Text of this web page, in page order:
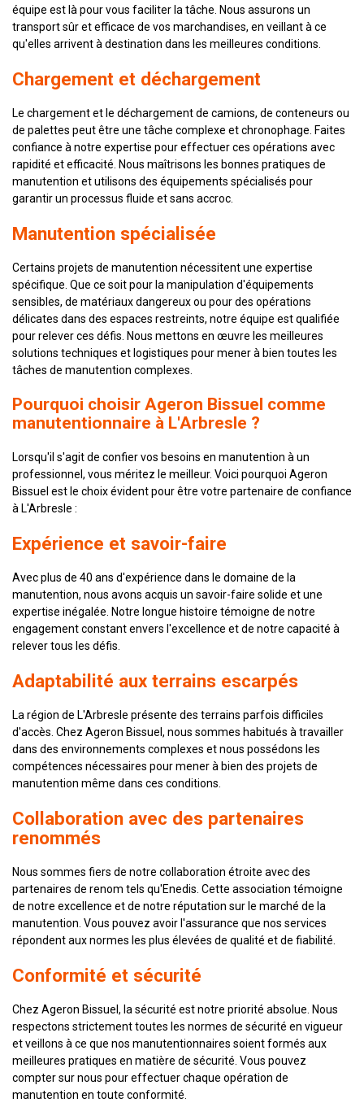
équipe est là pour vous faciliter la tâche. Nous assurons un
transport sûr et efficace de vos marchandises, en veillant à ce
qu'elles arrivent à destination dans les meilleures conditions.
Chargement et déchargement
Le chargement et le déchargement de camions, de conteneurs ou
de palettes peut être une tâche complexe et chronophage. Faites
confiance à notre expertise pour effectuer ces opérations avec
rapidité et efficacité. Nous maîtrisons les bonnes pratiques de
manutention et utilisons des équipements spécialisés pour
garantir un processus fluide et sans accroc.
Manutention spécialisée
Certains projets de manutention nécessitent une expertise
spécifique. Que ce soit pour la manipulation d'équipements
sensibles, de matériaux dangereux ou pour des opérations
délicates dans des espaces restreints, notre équipe est qualifiée
pour relever ces défis. Nous mettons en œuvre les meilleures
solutions techniques et logistiques pour mener à bien toutes les
tâches de manutention complexes.
Pourquoi choisir Ageron Bissuel comme
manutentionnaire à L'Arbresle ?
Lorsqu'il s'agit de confier vos besoins en manutention à un
professionnel, vous méritez le meilleur. Voici pourquoi Ageron
Bissuel est le choix évident pour être votre partenaire de confiance
à L'Arbresle :
Expérience et savoir-faire
Avec plus de 40 ans d'expérience dans le domaine de la
manutention, nous avons acquis un savoir-faire solide et une
expertise inégalée. Notre longue histoire témoigne de notre
engagement constant envers l'excellence et de notre capacité à
relever tous les défis.
Adaptabilité aux terrains escarpés
La région de L'Arbresle présente des terrains parfois difficiles
d'accès. Chez Ageron Bissuel, nous sommes habitués à travailler
dans des environnements complexes et nous possédons les
compétences nécessaires pour mener à bien des projets de
manutention même dans ces conditions.
Collaboration avec des partenaires
renommés
Nous sommes fiers de notre collaboration étroite avec des
partenaires de renom tels qu'Enedis. Cette association témoigne
de notre excellence et de notre réputation sur le marché de la
manutention. Vous pouvez avoir l'assurance que nos services
répondent aux normes les plus élevées de qualité et de fiabilité.
Conformité et sécurité
Chez Ageron Bissuel, la sécurité est notre priorité absolue. Nous
respectons strictement toutes les normes de sécurité en vigueur
et veillons à ce que nos manutentionnaires soient formés aux
meilleures pratiques en matière de sécurité. Vous pouvez
compter sur nous pour effectuer chaque opération de
manutention en toute conformité.